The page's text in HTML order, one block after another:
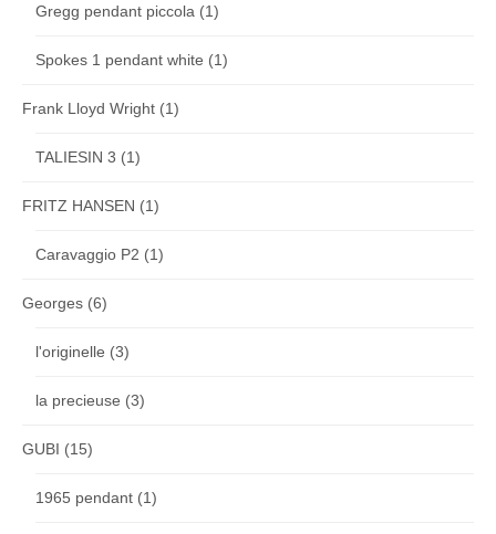
Gregg pendant piccola (1)
Spokes 1 pendant white (1)
Frank Lloyd Wright (1)
TALIESIN 3 (1)
FRITZ HANSEN (1)
Caravaggio P2 (1)
Georges (6)
l'originelle (3)
la precieuse (3)
GUBI (15)
1965 pendant (1)